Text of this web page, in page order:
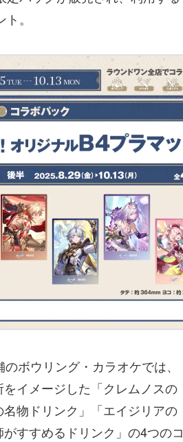
。
ボウリング・カラオケでは、
イメージした「クレムノスの
物ドリンク」「エイジリアの
すすめるドリンク」の4つのコ